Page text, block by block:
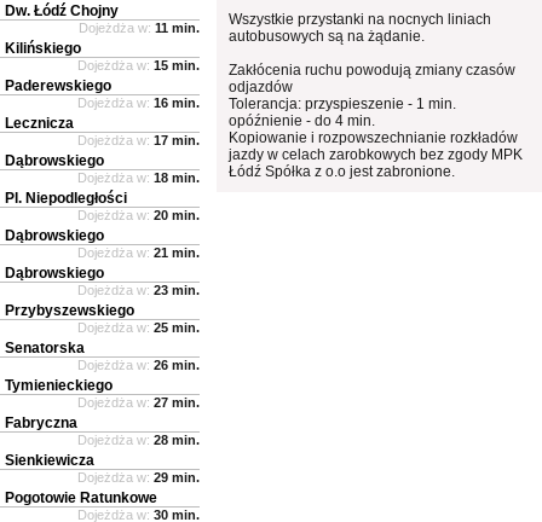
Wszystkie przystanki na nocnych liniach
autobusowych są na żądanie.
Zakłócenia ruchu powodują zmiany czasów
odjazdów
Tolerancja: przyspieszenie - 1 min.
opóźnienie - do 4 min.
Kopiowanie i rozpowszechnianie rozkładów
jazdy w celach zarobkowych bez zgody MPK
Łódź Spółka z o.o jest zabronione.
Dw. Łódź Chojny
Dojeżdża w: 11 min.
Kilińskiego
Dojeżdża w: 15 min.
Paderewskiego
Dojeżdża w: 16 min.
Lecznicza
Dojeżdża w: 17 min.
Dąbrowskiego
Dojeżdża w: 18 min.
Pl. Niepodległości
Dojeżdża w: 20 min.
Dąbrowskiego
Dojeżdża w: 21 min.
Dąbrowskiego
Dojeżdża w: 23 min.
Przybyszewskiego
Dojeżdża w: 25 min.
Senatorska
Dojeżdża w: 26 min.
Tymienieckiego
Dojeżdża w: 27 min.
Fabryczna
Dojeżdża w: 28 min.
Sienkiewicza
Dojeżdża w: 29 min.
Pogotowie Ratunkowe
Dojeżdża w: 30 min.